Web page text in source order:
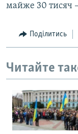
майже 30 тисяч
Поділитись
Читайте